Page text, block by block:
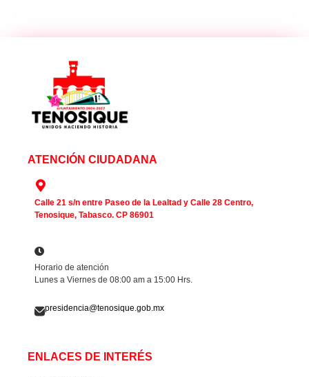
ATENCIÓN CIUDADANA
Calle 21 s/n entre Paseo de la Lealtad y Calle 28 Centro,
Tenosique, Tabasco. CP 86901
Horario de atención
Lunes a Viernes de 08:00 am a 15:00 Hrs.
presidencia@tenosique.gob.mx
ENLACES DE INTERÉS